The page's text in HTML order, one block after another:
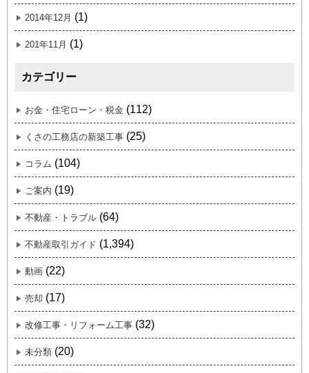
2014年12月 (1)
201年11月 (1)
カテゴリー
お金・住宅ローン・税金 (112)
くさの工務店の新築工事 (25)
コラム (104)
ご案内 (19)
不動産・トラブル (64)
不動産取引ガイド (1,394)
動画 (22)
売却 (17)
改修工事・リフォーム工事 (32)
未分類 (20)